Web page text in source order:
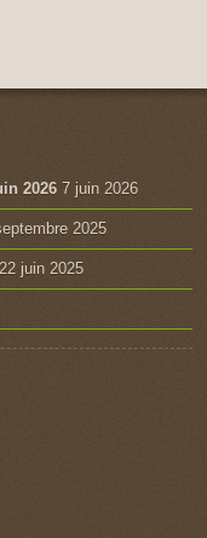
2026 7 juin 2026
2025
22 juin 2025